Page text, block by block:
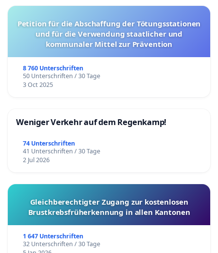
Petition für die Abschaffung der Tötungsstationen
und für die Verwendung staatlicher und
kommunaler Mittel zur Prävention
8 760 Unterschriften
50 Unterschriften / 30 Tage
3 Oct 2025
Weniger Verkehr auf dem Regenkamp!
74 Unterschriften
41 Unterschriften / 30 Tage
2 Jul 2026
Gleichberechtigter Zugang zur kostenlosen
Brustkrebsfrüherkennung in allen Kantonen
1 647 Unterschriften
32 Unterschriften / 30 Tage